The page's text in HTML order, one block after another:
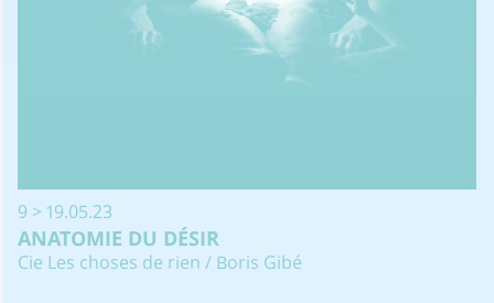
9 > 19.05.23
ANATOMIE DU DÉSIR
Cie Les choses de rien / Boris Gibé